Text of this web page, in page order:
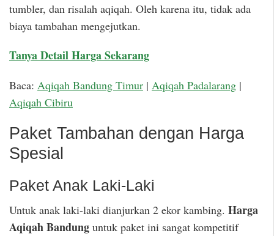
tumbler, dan risalah aqiqah. Oleh karena itu, tidak ada
biaya tambahan mengejutkan.
Tanya Detail Harga Sekarang
Baca: Aqiqah Bandung Timur | Aqiqah Padalarang |
Aqiqah Cibiru
Paket Tambahan dengan Harga
Spesial
Paket Anak Laki-Laki
Untuk anak laki-laki dianjurkan 2 ekor kambing. Harga
Aqiqah Bandung untuk paket ini sangat kompetitif